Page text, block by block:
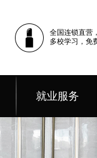
全国连锁直营
多校学习，免
就业服务